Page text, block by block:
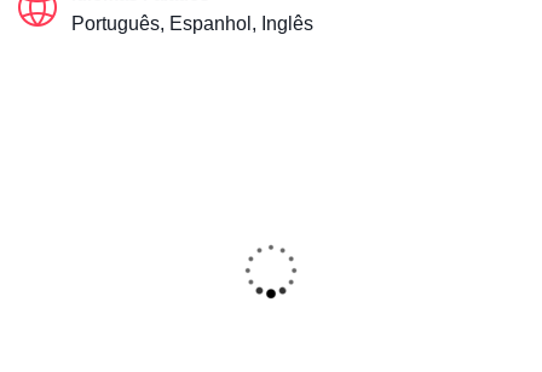
Português, Espanhol, Inglês